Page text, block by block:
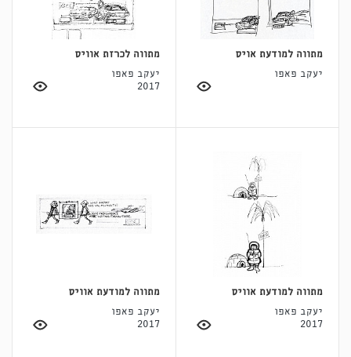
מתווה למודעת אויס
יעקב פאפו
מתווה לכרזת אוויס
יעקב פאפו
2017
מתווה למודעת אוויס
יעקב פאפו
2017
מתווה למודעת אוויס
יעקב פאפו
2017